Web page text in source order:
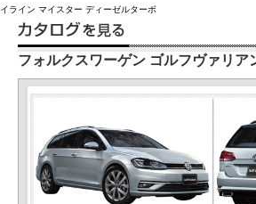
イライン マイスター ディーゼルターボ
フォルクスワーゲン ゴルフヴァリ